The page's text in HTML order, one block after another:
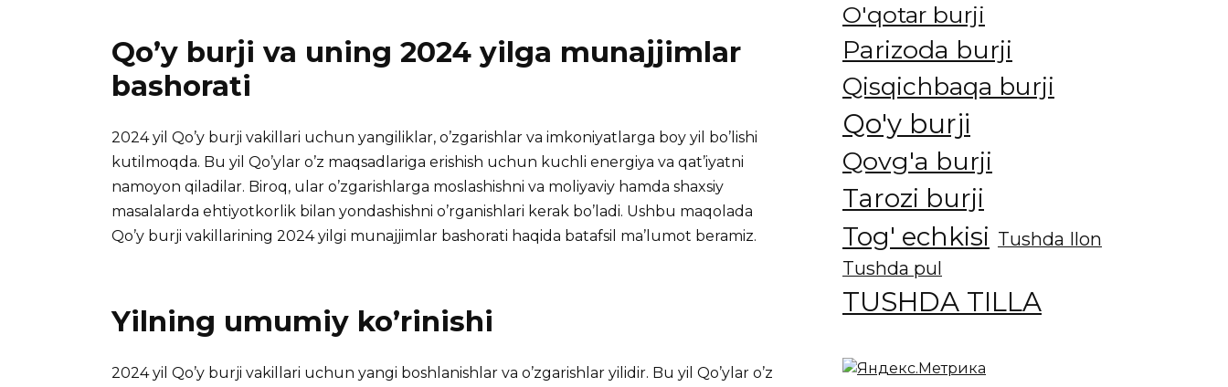
Qo’y burji va uning 2024 yilga munajjimlar
bashorati
2024 yil Qo’y burji vakillari uchun yangiliklar, o’zgarishlar va imkoniyatlarga boy yil bo’lishi
kutilmoqda. Bu yil Qo’ylar o’z maqsadlariga erishish uchun kuchli energiya va qat’iyatni
namoyon qiladilar. Biroq, ular o’zgarishlarga moslashishni va moliyaviy hamda shaxsiy
masalalarda ehtiyotkorlik bilan yondashishni o’rganishlari kerak bo’ladi. Ushbu maqolada
Qo’y burji vakillarining 2024 yilgi munajjimlar bashorati haqida batafsil ma’lumot beramiz.
Yilning umumiy ko’rinishi
2024 yil Qo’y burji vakillari uchun yangi boshlanishlar va o’zgarishlar yilidir. Bu yil Qo’ylar o’z
O'qotar burji
Parizoda burji
Qisqichbaqa burji
Qo'y burji
Qovg'a burji
Tarozi burji
Tog' echkisi Tushda Ilon
Tushda pul
TUSHDA TILLA